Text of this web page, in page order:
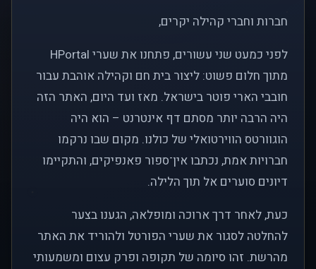
חברות וחברי קהילה יקרים,
לפני כמעט שני עשורים, פתחנו את שערי HPortal
מתוך חלום פשוט: ליצור בית חם וקהילה אוהבת עבור
חובבי הארי פוטר בישראל. מאז ועד היום, האתר הזה
היה הרבה יותר מסתם דף אינטרנט – הוא היה
הוגוורטס הווירטואלי של כולנו. מקום שבו נרקמו
חברויות אמת, נכתבו אין־ספור פאנפיקים, והתקיימו
דיונים סוערים אל תוך הלילה.
כעת, לאחר דרך ארוכה ומופלאה, הגענו בצער
להחלטה לסגור את שערי הפורטל ולהוריד את האתר
מהרשת. זהו סיומה של תקופה ופרק עצום ומשמעותי